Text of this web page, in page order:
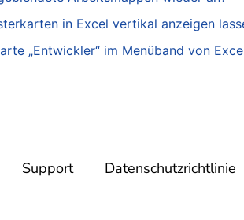
in Excel vertikal anzeigen
„Entwickler“ im Menüband von
Support Datenschutzrichtlinie